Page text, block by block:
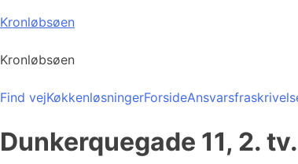
Skip
content
Kronløbsøen
Kronløbsøen
Find vejKøkkenløsningerForside
Dunkerquegade 11, 2. tv.